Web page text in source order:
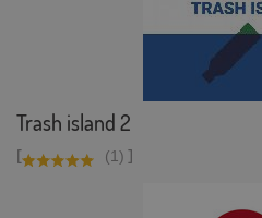
Trash island 2
[ (1) ]